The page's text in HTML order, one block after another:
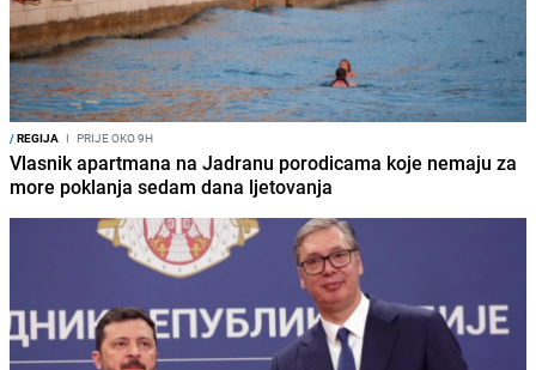
/REGIJA I PRIJE OKO 9H
Vlasnik apartmana na Jadranu porodicama koje nemaju za
more poklanja sedam dana ljetovanja